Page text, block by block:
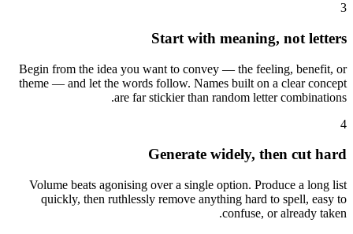
3
Start with meaning, not letters
Begin from the idea you want to convey — the feeling, benefit, or
theme — and let the words follow. Names built on a clear concept
are far stickier than random letter combinations.
4
Generate widely, then cut hard
Volume beats agonising over a single option. Produce a long list
quickly, then ruthlessly remove anything hard to spell, easy to
confuse, or already taken.